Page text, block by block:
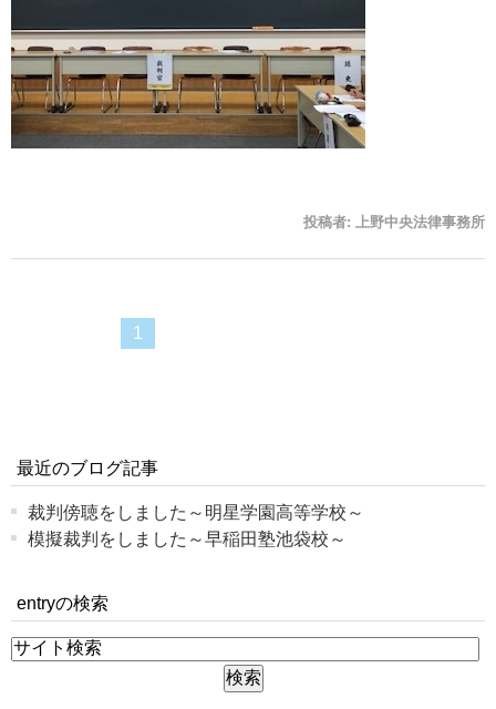
投稿者: 上野中央法律事務所
1
最近のブログ記事
裁判傍聴をしました～明星学園高等学校～
模擬裁判をしました～早稲田塾池袋校～
entryの検索